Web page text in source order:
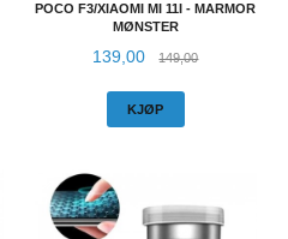
POCO F3/XIAOMI MI 11I - MARMOR
MØNSTER
Tilbud
139,00 149,00Rabatt
KJØP